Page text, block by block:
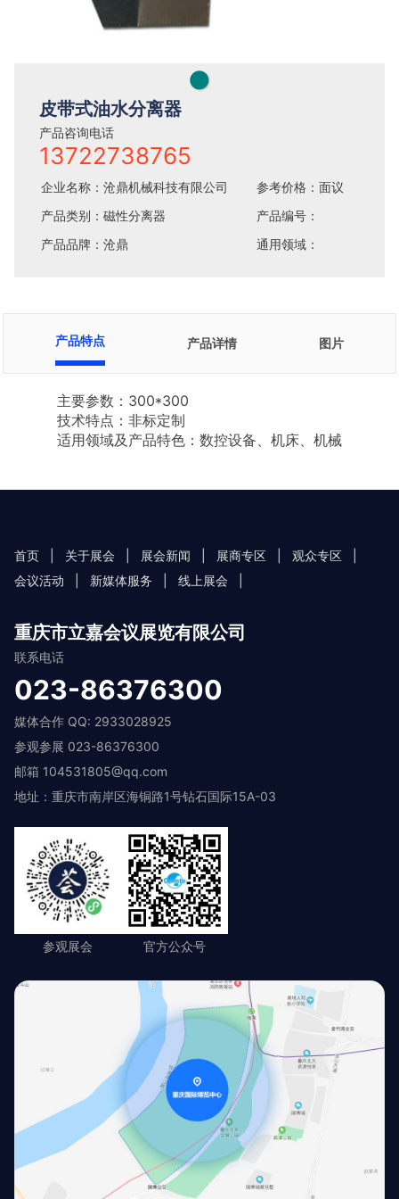
●
皮带式油水分离器
产品咨询电话
13722738765
企业名称：沧鼎机械科技有限公司
参考价格：面议
产品类别：磁性分离器
产品编号：
产品品牌：沧鼎
通用领域：
产品特点 产品详情 图片
主要参数：300*300
技术特点：非标定制
适用领域及产品特色：数控设备、机床、机械
首页 关于展会 展会新闻 展商专区 观众专区
会议活动
新媒体服务 线上展会
重庆市立嘉会议展览有限公司
联系电话
023-86376300
媒体合作 QQ: 2933028925
参观参展 023-86376300
邮箱 104531805@qq.com
地址：重庆市南岸区海铜路1号钻石国际15A-03
参观展会 官方公众号